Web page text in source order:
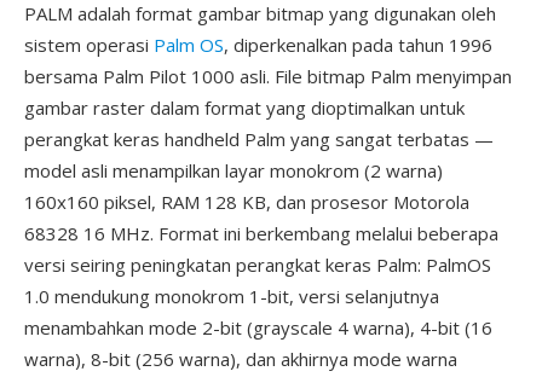
PALM adalah format gambar bitmap yang digunakan oleh
sistem operasi Palm OS, diperkenalkan pada tahun 1996
bersama Palm Pilot 1000 asli. File bitmap Palm menyimpan
gambar raster dalam format yang dioptimalkan untuk
perangkat keras handheld Palm yang sangat terbatas —
model asli menampilkan layar monokrom (2 warna)
160x160 piksel, RAM 128 KB, dan prosesor Motorola
68328 16 MHz. Format ini berkembang melalui beberapa
versi seiring peningkatan perangkat keras Palm: PalmOS
1.0 mendukung monokrom 1-bit, versi selanjutnya
menambahkan mode 2-bit (grayscale 4 warna), 4-bit (16
warna), 8-bit (256 warna), dan akhirnya mode warna